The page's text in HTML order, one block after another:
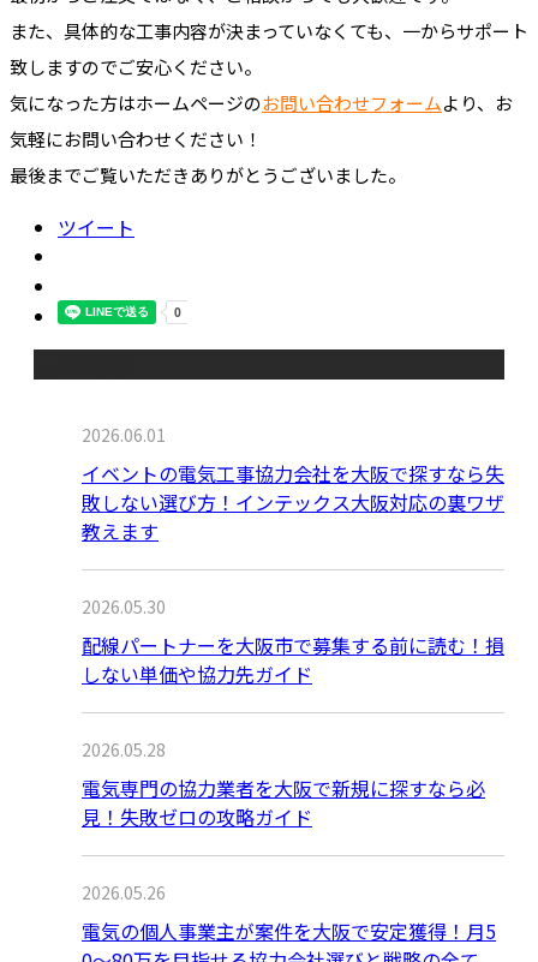
また、具体的な工事内容が決まっていなくても、一からサポート
致しますのでご安心ください。
気になった方はホームページのお問い合わせフォームより、お
気軽にお問い合わせください！
最後までご覧いただきありがとうございました。
ツイート
2026.06.01
イベントの電気工事協力会社を大阪で探すなら失
敗しない選び方！インテックス大阪対応の裏ワザ
教えます
2026.05.30
配線パートナーを大阪市で募集する前に読む！損
しない単価や協力先ガイド
2026.05.28
電気専門の協力業者を大阪で新規に探すなら必
見！失敗ゼロの攻略ガイド
2026.05.26
電気の個人事業主が案件を大阪で安定獲得！月5